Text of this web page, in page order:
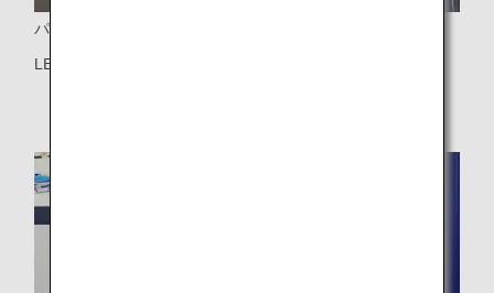
パーソナルライト
LEDパーソナルライト